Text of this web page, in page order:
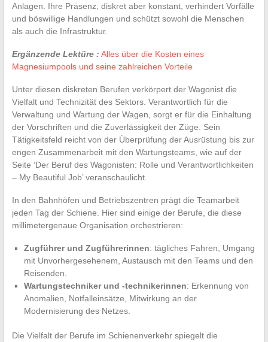
Anlagen. Ihre Präsenz, diskret aber konstant, verhindert Vorfälle
und böswillige Handlungen und schützt sowohl die Menschen
als auch die Infrastruktur.
Ergänzende Lektüre : Alles über die Kosten eines
Magnesiumpools und seine zahlreichen Vorteile
Unter diesen diskreten Berufen verkörpert der Wagonist die
Vielfalt und Technizität des Sektors. Verantwortlich für die
Verwaltung und Wartung der Wagen, sorgt er für die Einhaltung
der Vorschriften und die Zuverlässigkeit der Züge. Sein
Tätigkeitsfeld reicht von der Überprüfung der Ausrüstung bis zur
engen Zusammenarbeit mit den Wartungsteams, wie auf der
Seite ‘Der Beruf des Wagonisten: Rolle und Verantwortlichkeiten
– My Beautiful Job’ veranschaulicht.
In den Bahnhöfen und Betriebszentren prägt die Teamarbeit
jeden Tag der Schiene. Hier sind einige der Berufe, die diese
millimetergenaue Organisation orchestrieren:
Zugführer und Zugführerinnen: tägliches Fahren, Umgang
mit Unvorhergesehenem, Austausch mit den Teams und den
Reisenden.
Wartungstechniker und -technikerinnen: Erkennung von
Anomalien, Notfalleinsätze, Mitwirkung an der
Modernisierung des Netzes.
Die Vielfalt der Berufe im Schienenverkehr spiegelt die